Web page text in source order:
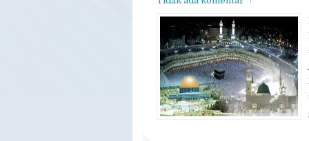
Biro Perjalanan
biro haji,Biro Haji Plus,biro
Tidak ada komentar